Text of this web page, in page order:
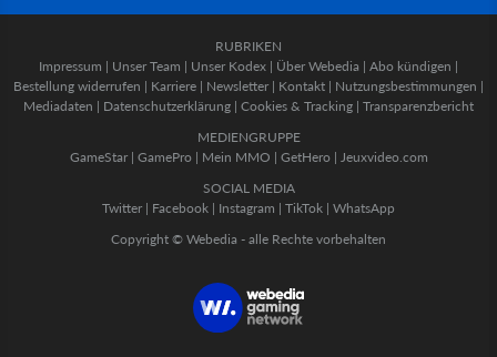
RUBRIKEN
Impressum | Unser Team | Unser Kodex | Über Webedia | Abo kündigen |
Bestellung widerrufen | Karriere | Newsletter | Kontakt | Nutzungsbestimmungen |
Mediadaten | Datenschutzerklärung | Cookies & Tracking | Transparenzbericht
MEDIENGRUPPE
GameStar| GamePro | Mein MMO | GetHero | Jeuxvideo.com
SOCIAL MEDIA
Twitter | Facebook | Instagram | TikTok | WhatsApp
Copyright © Webedia - alle Rechte vorbehalten